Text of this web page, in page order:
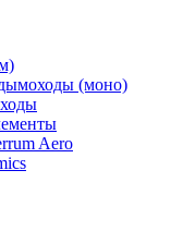
(моно)
Aero